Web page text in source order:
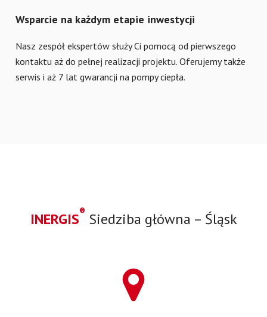
Wsparcie na każdym etapie inwestycji
Nasz zespół ekspertów służy Ci pomocą od pierwszego
kontaktu aż do pełnej realizacji projektu. Oferujemy także
serwis i aż 7 lat gwarancji na pompy ciepła.
INERGIS® Siedziba główna – Śląsk